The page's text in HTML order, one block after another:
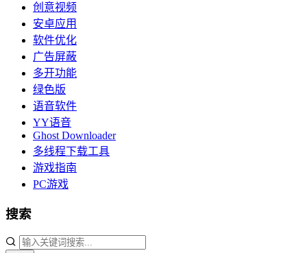
创意视频
安卓应用
软件优化
广告屏蔽
多开功能
绿色版
语音软件
YY语音
Ghost Downloader
多线程下载工具
游戏指南
PC游戏
搜索